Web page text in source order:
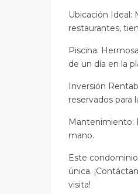
Ubicación Ideal:
restaurantes,
Piscina:
de un día en la
Inversión
reservados para
Mantenimiento:
mano.
Este
única.
visita!